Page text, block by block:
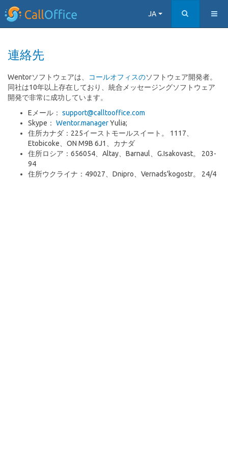
JA
連絡先
Wentorソフトウェアは、 コールオフィスのソフトウェア開発者。
同社は10年以上存在しており、統合メッセージングソフトウェア
開発で非常に成功しています。
Eメール： support@calltooffice.com
Skype： Wentor.managerYulia;
住所カナダ：225イーストモールスイート。 1117、
Etobicoke、ON M9B 6J1、カナダ
住所ロシア：656054、Altay、Barnaul、G.Isakovast。 203-
94
住所ウクライナ：49027、Dnipro、Vernads'kogostr。 24/4